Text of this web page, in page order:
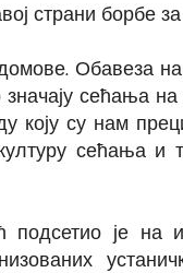
страни борбе
Обавеза
сећања
коју су нам
сећања и
је на